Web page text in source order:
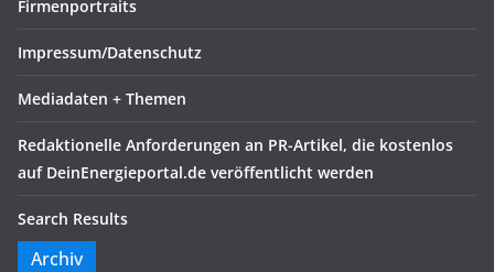
Firmenportraits
Impressum/Datenschutz
Mediadaten + Themen
Redaktionelle Anforderungen an PR-Artikel, die kostenlos
auf DeinEnergieportal.de veröffentlicht werden
Search Results
Archiv